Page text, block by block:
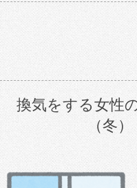
換気をする女性
（冬）